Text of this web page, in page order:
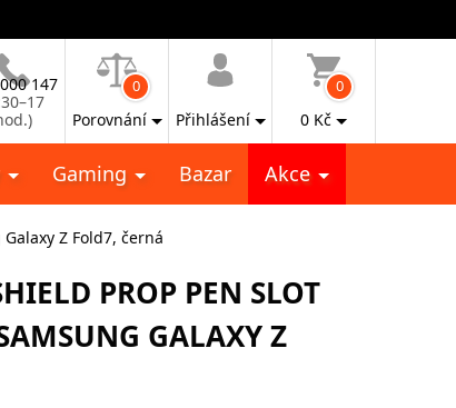
147
0
Porovnání Přihlášení
0
0 Kč
Gaming Bazar Akce
Z Fold7, černá
PROP PEN SLOT
GALAXY Z